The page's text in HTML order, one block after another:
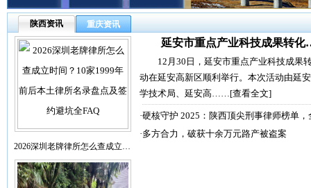
陕西资讯 重庆资讯
2026深圳老牌律所怎么查成立…
延安市重点产业科技成果转
12月30日，延安市重点产业科技成果
动在延安高新区顺利举行。本次活动由延
学技术局、延安高……[查看全文]
·硬核守护 2025：陕西顶尖刑事律师榜单
·多方合力，破获十余万元路产被盗案